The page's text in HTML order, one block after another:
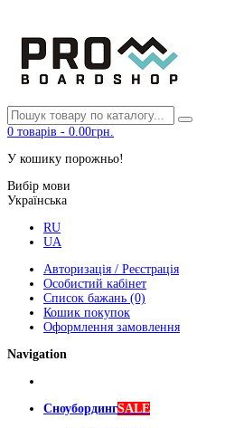
0 товарів - 0.00грн.
У кошику порожньо!
Вибір мови
Українська
RU
UA
Авторизація / Реєстрація
Особистий кабінет
Список бажань (0)
Кошик покупок
Оформлення замовлення
Navigation
СноубордингSALE